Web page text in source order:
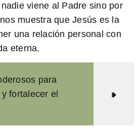
viene al Padre sino por
muestra que Jesús es la
una relación personal con
eterna.
para
fortalecer el